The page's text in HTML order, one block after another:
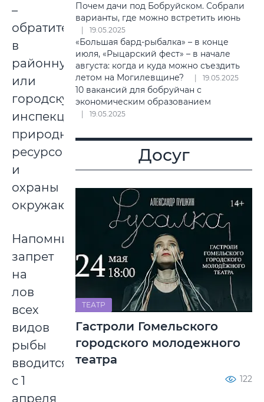
–
обратитесь
в
районную
или
городскую
инспекцию
природных
ресурсов
и
охраны
окружающей.
Напомним,
запрет
на
лов
всех
видов
рыбы
вводится
с 1
апреля
Почем дачи под Бобруйском. Собрали
варианты, где можно встретить июнь
19.05.2025
«Большая бард-рыбалка» – в конце
июля, «Рыцарский фест» – в начале
августа: когда и куда можно съездить
летом на Могилевщине?
19.05.2025
10 вакансий для бобруйчан с
экономическим образованием
19.05.2025
Досуг
ТЕАТР
Гастроли Гомельского
городского молодежного
театра
122